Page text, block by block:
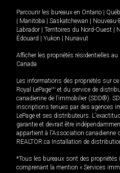
Parcourir les bureaux en Ontario
Manitoba Saskatchewan
Labrador
Territoires du Nord-Ouest
Édouard
Yukon Nunavut
Afficher les propriétés résidentielles au
Canada
Les informations des propriétés sur
Royal LePageMD et du service de
canadienne de l’immobilier (SDD®).
inscriptions tenues par des agences
LePage et ses distributeurs.
garantie et devrait être
appartient à l'Association canadienne
REALTOR.ca Installation de
*Tous les bureaux sont des propriétés
comprenant la mention « Services